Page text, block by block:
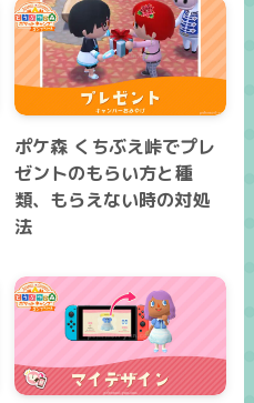
ポケ森 くちぶえ峠でプレ
ゼントのもらい方と種
類、もらえない時の対処
法